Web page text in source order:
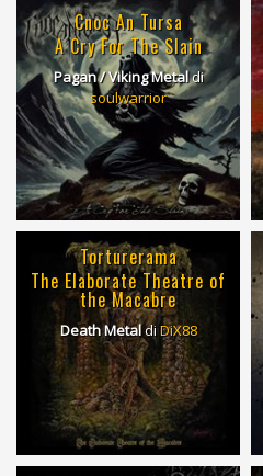
Cnoc An Tursa
A Cry For The Slain
Pagan / Viking Metaldi
soulwarrior
Torturerama
The Elaborate Theatre of
the Macabre
Death Metaldi DiX88